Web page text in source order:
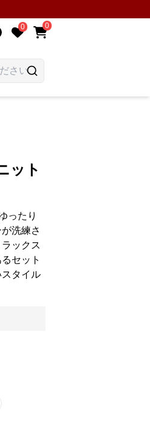
0 0
ット
ったり
洗練さ
ックス
セット
タイル